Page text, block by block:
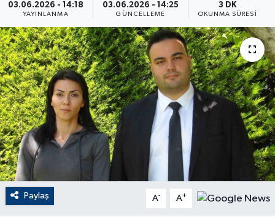
03.06.2026 - 14:18
YAYINLANMA
03.06.2026 - 14:25
GÜNCELLEME
3 DK
OKUNMA SÜRESI
Paylaş A- A+
EĞİTİM
EKONOMİ
English News
Finans
Flaş Haber
Gayrimenkul
GENEL